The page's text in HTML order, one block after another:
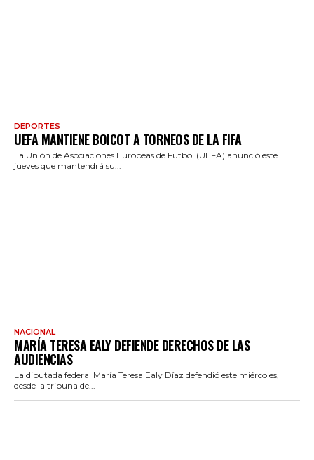
DEPORTES
UEFA MANTIENE BOICOT A TORNEOS DE LA FIFA
La Unión de Asociaciones Europeas de Futbol (UEFA) anunció este
jueves que mantendrá su...
NACIONAL
MARÍA TERESA EALY DEFIENDE DERECHOS DE LAS
AUDIENCIAS
La diputada federal María Teresa Ealy Díaz defendió este miércoles,
desde la tribuna de...